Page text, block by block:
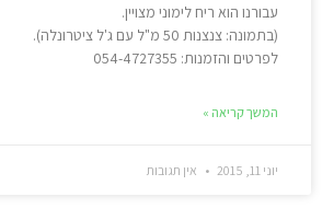
עבורנו הוא ריח לימוני מצויין.
(בתמונה: צנצנות 50 מ"ל עם ג'ל ציטרונלה).
לפרטים והזמנות: 054-4727355
המשך קריאה »
יוני 11, 2015 אין תגובות